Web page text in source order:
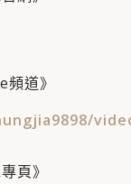
道》
頁》